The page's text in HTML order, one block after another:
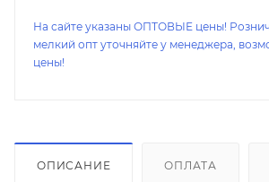
На сайте указаны ОПТОВЫЕ цены!
мелкий опт уточняйте у менеджера,
цены!
ОПИСАНИЕ ОПЛАТА